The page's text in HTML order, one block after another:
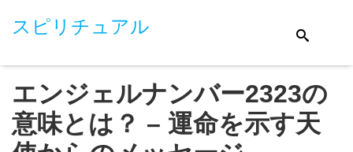
スピリチュアル
エンジェルナンバー2323の
意味とは？ – 運命を示す天